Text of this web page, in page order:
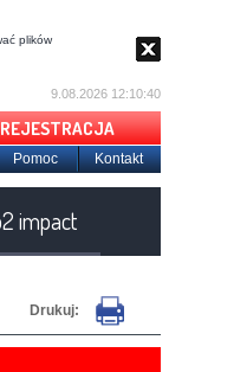
plików
9.08.2026 12:10:41
REJESTRACJA
Pomoc Kontakt
impact
Drukuj: